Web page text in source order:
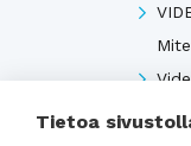
Tietoa